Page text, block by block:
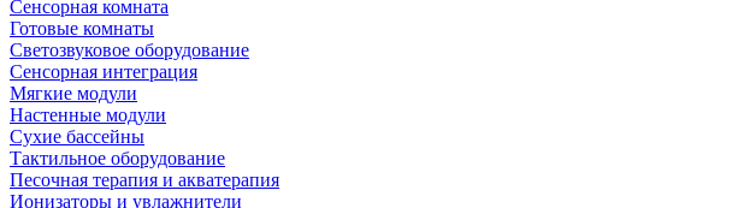
Сенсорная комната
Готовые комнаты
Светозвуковое оборудование
Сенсорная интеграция
Мягкие модули
Настенные модули
Сухие бассейны
Тактильное оборудование
Песочная терапия и акватерапия
Ионизаторы и увлажнители